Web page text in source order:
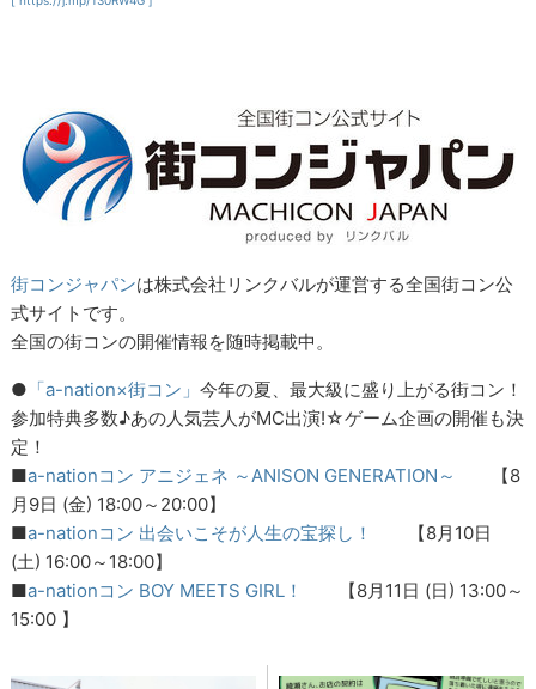
街コンジャパンは株式会社リンクバルが運営する全国街コン公
式サイトです。
全国の街コンの開催情報を随時掲載中。
● 「a-nation×街コン」今年の夏、最大級に盛り上がる街コン！
参加特典多数♪あの人気芸人がMC出演!☆ゲーム企画の開催も決
定！
■a-nationコン アニジェネ ～ANISON GENERATION～
【8
月9日 (金) 18:00～20:00】
■a-nationコン 出会いこそが人生の宝探し！
【8月10日
(土) 16:00～18:00】
■a-nationコン BOY MEETS GIRL！
【8月11日 (日) 13:00～
15:00 】